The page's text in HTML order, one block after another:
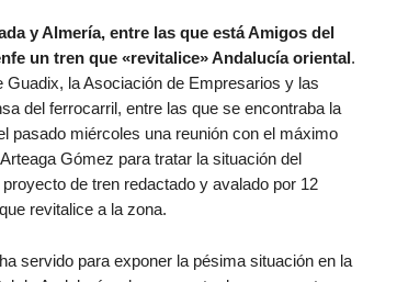
y Almería, entre las que está Amigos del
un tren que «revitalice» Andalucía oriental.
la Asociación de Empresarios y las
del ferrocarril, entre las que se encontraba la
pasado miércoles una reunión con el máximo
Gómez para tratar la situación del
de tren redactado y avalado por 12
revitalice a la zona.
servido para exponer la pésima situación en la